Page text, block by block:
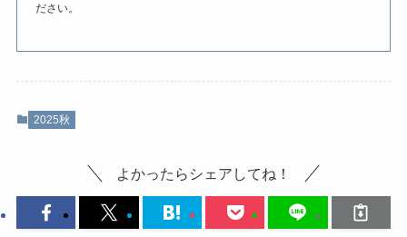
ださい。
2025秋
よかったらシェアしてね！